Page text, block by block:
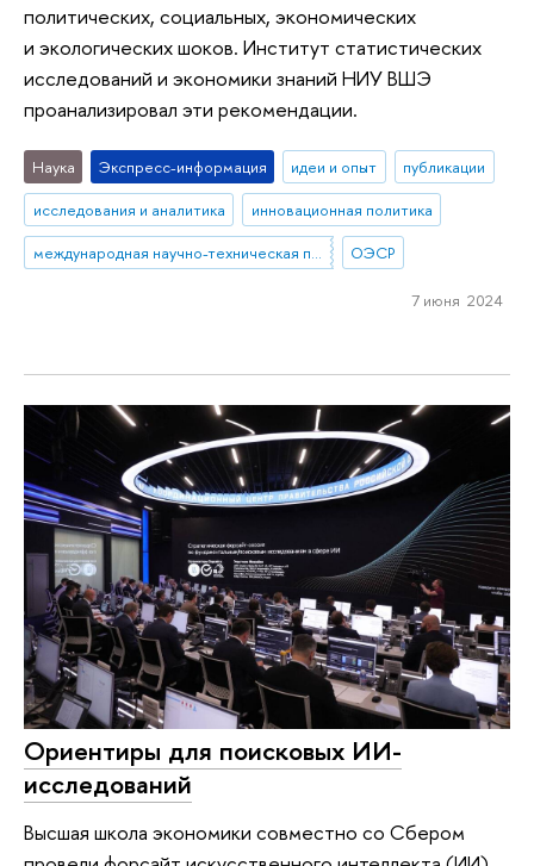
политических, социальных, экономических
и экологических шоков. Институт статистических
исследований и экономики знаний НИУ ВШЭ
проанализировал эти рекомендации.
Наука Экспресс-информация идеи и опыт
публикации
исследования и аналитика
инновационная политика
международная научно-техническая политика
ОЭСР
7 июня 2024
Ориентиры для поисковых ИИ-
исследований
Высшая школа экономики совместно со Сбером